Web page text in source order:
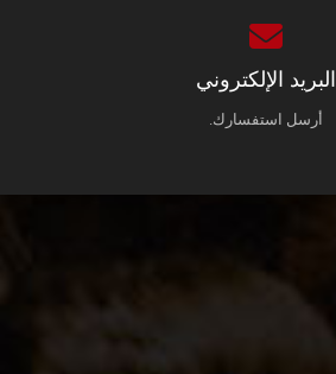
البريد الإلكتروني
أرسل استفسارك.